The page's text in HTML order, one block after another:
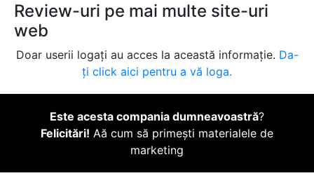
Review-uri pe mai multe site-uri
web
Doar userii logați au acces la această informație. Da-
ți click aici pentru a vă loga.
Este acesta compania dumneavoastră?
Felicitări! Aă cum să primești materialele de
marketing